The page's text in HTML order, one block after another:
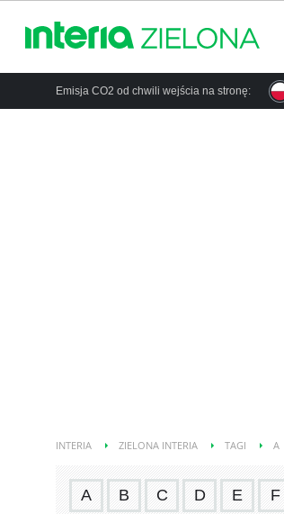
Emisja CO2 od chwili wejścia na stronę:
INTERIA ZIELONA INTERIA TAGI A
A B C D E F